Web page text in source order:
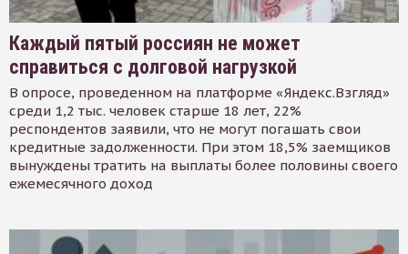
Каждый пятый россиян не может
справиться с долговой нагрузкой
В опросе, проведенном на платформе «Яндекс.Взгляд»
среди 1,2 тыс. человек старше 18 лет, 22%
респондентов заявили, что не могут погашать свои
кредитные задолженности. При этом 18,5% заемщиков
вынуждены тратить на выплаты более половины своего
ежемесячного доход